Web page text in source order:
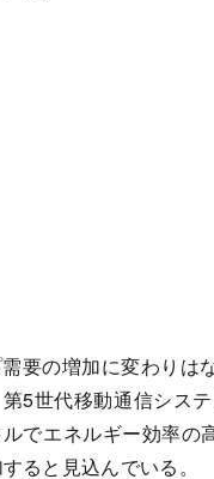
要の増加に変わりは
5世代移動通信シス
でエネルギー効率
ると見込んでいる。